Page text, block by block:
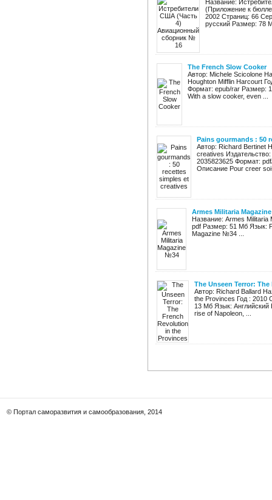
Название:
(Приложение к
2002 Страниц: 66
русский Размер: 78
The French Slow Cooker
Автор: Michele Scicolone
Houghton Mifflin Harcourt
Формат: epub/rar Размер:
With a slow cooker, even ...
Pains gourmands : 50
Автор: Richard Bertinet
creatives
2035823625 Формат:
Описание Pour creer
Armes Militaria
Название: Armes
pdf Размер: 51 Мб Язык:
Magazine №34 ...
The Unseen Terror:
Автор: Richard Ballard
the Provinces Год : 2010
13 Мб Язык: Английский
rise of Napoleon, ...
© Портал саморазвития и самообразования, 2014